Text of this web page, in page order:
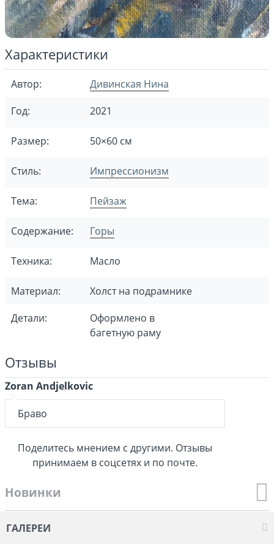
Характеристики
Автор:
Дивинская Нина
Год:
2021
Размер: 50×60 см
Стиль: Импрессионизм
Тема: Пейзаж
Содержание: Горы
Техника: Масло
Материал:
Холст на подрамнике
Детали:
Оформлено в
багетную раму
Отзывы
Zoran Andjelkovic
Браво
Поделитесь мнением с другими. Отзывы
принимаем в соцсетях и по почте.
Новинки
ГАЛЕРЕИ